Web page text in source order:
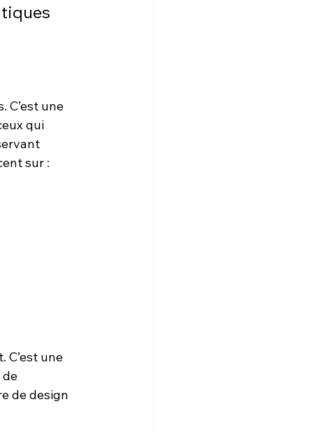
C’est une
qui
sur :
C’est une
de
de design